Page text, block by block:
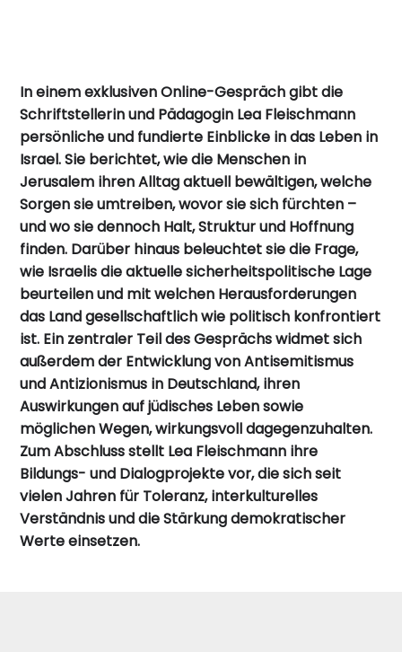
In einem exklusiven Online-Gespräch gibt die
Schriftstellerin und Pädagogin Lea Fleischmann
persönliche und fundierte Einblicke in das Leben in
Israel. Sie berichtet, wie die Menschen in
Jerusalem ihren Alltag aktuell bewältigen, welche
Sorgen sie umtreiben, wovor sie sich fürchten –
und wo sie dennoch Halt, Struktur und Hoffnung
finden. Darüber hinaus beleuchtet sie die Frage,
wie Israelis die aktuelle sicherheitspolitische Lage
beurteilen und mit welchen Herausforderungen
das Land gesellschaftlich wie politisch konfrontiert
ist. Ein zentraler Teil des Gesprächs widmet sich
außerdem der Entwicklung von Antisemitismus
und Antizionismus in Deutschland, ihren
Auswirkungen auf jüdisches Leben sowie
möglichen Wegen, wirkungsvoll dagegenzuhalten.
Zum Abschluss stellt Lea Fleischmann ihre
Bildungs- und Dialogprojekte vor, die sich seit
vielen Jahren für Toleranz, interkulturelles
Verständnis und die Stärkung demokratischer
Werte einsetzen.